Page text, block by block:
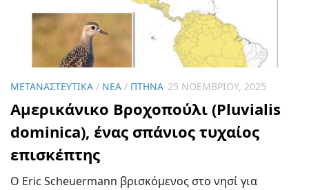
ΜΕΤΑΝΑΣΤΕΥΤΙΚΆ / ΝΈΑ / ΠΤΗΝΆ 25 ΝΟΕΜΒΡΊΟΥ, 2025
Αμερικάνικο Βροχοπούλι (Pluvialis
dominica), ένας σπάνιος τυχαίος
επισκέπτης
O Eric Scheuermann βρισκόμενος στο νησί για